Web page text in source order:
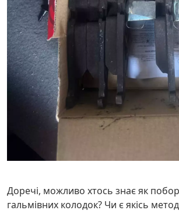
Доречі, можливо хтось знає як
гальмівних колодок? Чи є якісь